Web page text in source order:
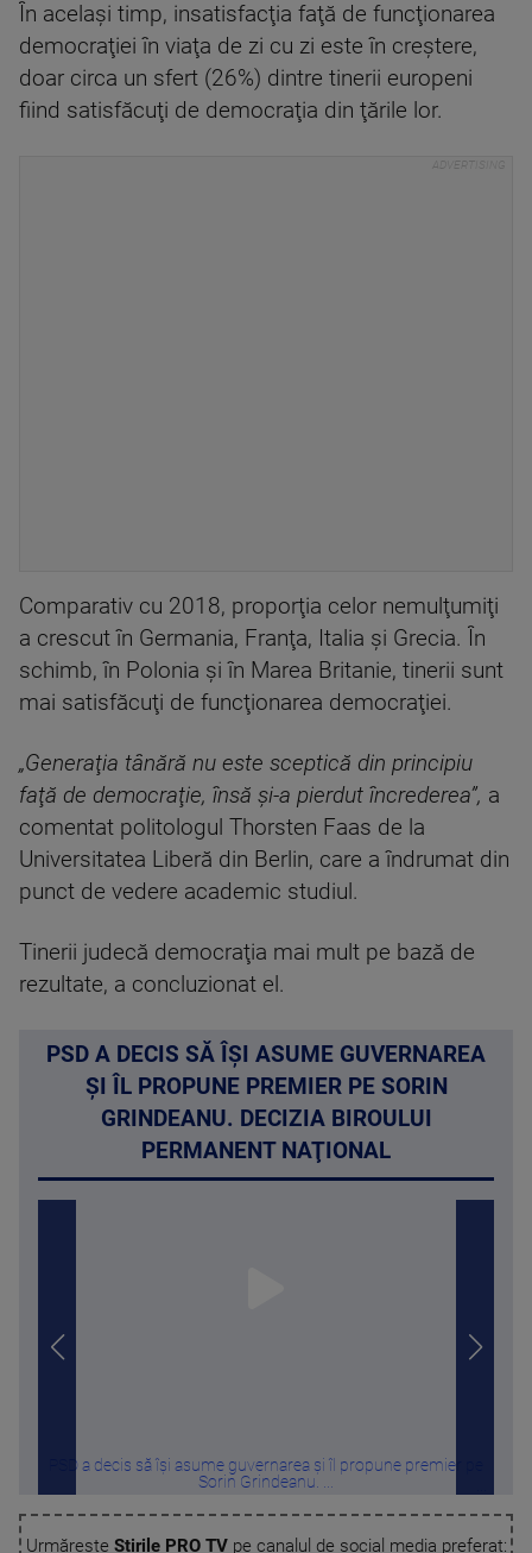
În acelaşi timp, insatisfacţia faţă de funcţionarea
democraţiei în viaţa de zi cu zi este în creştere,
doar circa un sfert (26%) dintre tinerii europeni
fiind satisfăcuţi de democraţia din ţările lor.
Comparativ cu 2018, proporţia celor nemulţumiţi
a crescut în Germania, Franţa, Italia şi Grecia. În
schimb, în Polonia şi în Marea Britanie, tinerii sunt
mai satisfăcuţi de funcţionarea democraţiei.
„Generaţia tânără nu este sceptică din principiu
faţă de democraţie, însă şi-a pierdut încrederea”, a
comentat politologul Thorsten Faas de la
Universitatea Liberă din Berlin, care a îndrumat din
punct de vedere academic studiul.
Tinerii judecă democraţia mai mult pe bază de
rezultate, a concluzionat el.
PSD A DECIS SĂ ÎȘI ASUME GUVERNAREA
ȘI ÎL PROPUNE PREMIER PE SORIN
GRINDEANU. DECIZIA BIROULUI
PERMANENT NAŢIONAL
PSD a decis să își asume guvernarea și îl propune premier pe
Sorin Grindeanu. ...
Urmărește Știrile PRO TVpe canalul de social media preferat: